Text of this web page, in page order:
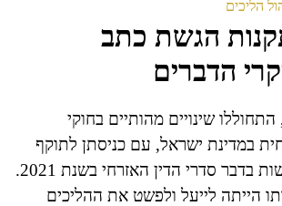
הליכים
הגשת כתב
הדברים
שינויים מהותיים בחוקי
במדינת ישראל, עם כניסתן לתוקף
של התקנות החדשות בדבר סדרי הדין האזרחי בשנת 2021.
הייתה לייעל ולפשט את ההליכים